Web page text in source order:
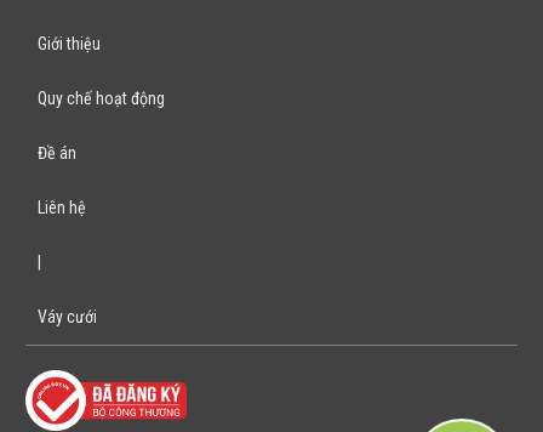
Giới thiệu
Quy chế hoạt động
Đề án
Liên hệ
Váy cưới